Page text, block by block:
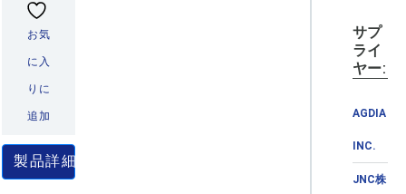
サプ
ライ
ヤー:
AGDIA
INC.
JNC株
お気
に入
りに
追加
製品詳細